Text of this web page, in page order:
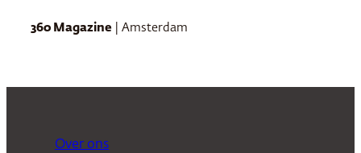
360 Magazine | Amsterdam
Over ons